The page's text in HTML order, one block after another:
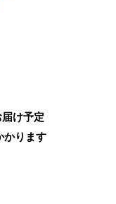
け予定
かります